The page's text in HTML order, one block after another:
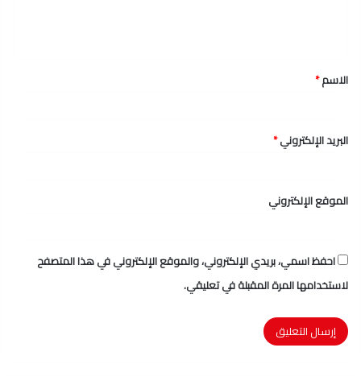
*
الاسم*
البريد الإلكتروني*
الموقع الإلكتروني
احفظ اسمي، بريدي الإلكتروني، والموقع الإلكتروني في هذا المتصفح
لاستخدامها المرة المقبلة في تعليقي.